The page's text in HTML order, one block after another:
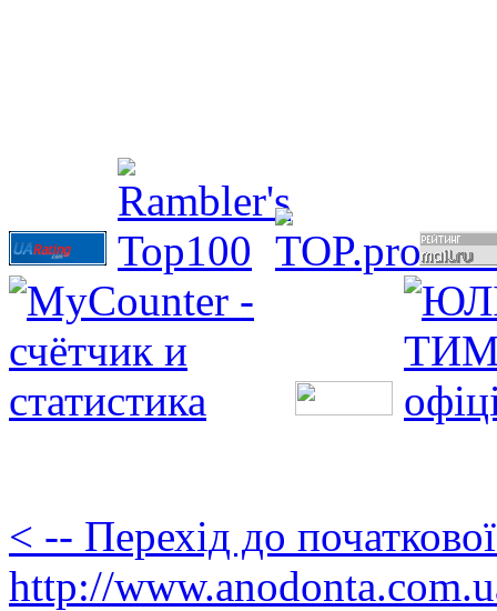
< -- Перехід до
http://